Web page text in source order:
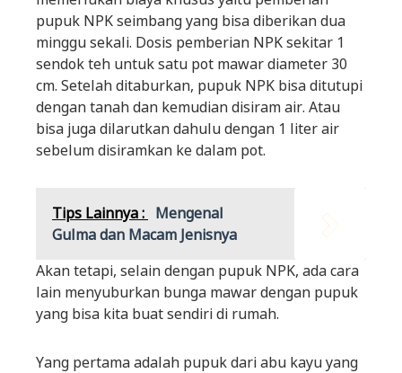
pupuk NPK seimbang yang bisa diberikan dua
minggu sekali. Dosis pemberian NPK sekitar 1
sendok teh untuk satu pot mawar diameter 30
cm. Setelah ditaburkan, pupuk NPK bisa ditutupi
dengan tanah dan kemudian disiram air. Atau
bisa juga dilarutkan dahulu dengan 1 liter air
sebelum disiramkan ke dalam pot.
Tips Lainnya : Mengenal
Gulma dan Macam Jenisnya
Akan tetapi, selain dengan pupuk NPK, ada cara
lain menyuburkan bunga mawar dengan pupuk
yang bisa kita buat sendiri di rumah.
Yang pertama adalah pupuk dari abu kayu yang